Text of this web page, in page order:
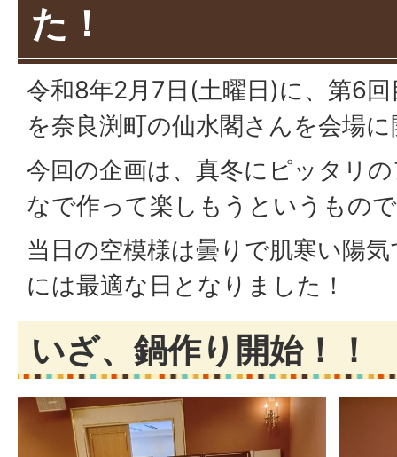
た！
令和8年2月7日(土曜日)に、第6
を奈良渕町の仙水閣さんを会場
今回の企画は、真冬にピッタリ
なで作って楽しもうというもの
当日の空模様は曇りで肌寒い陽
には最適な日となりました！
いざ、鍋作り開始！！